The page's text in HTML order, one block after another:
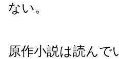
ない。
原作小説は読んで